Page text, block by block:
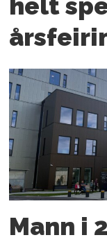
helt
Mann i